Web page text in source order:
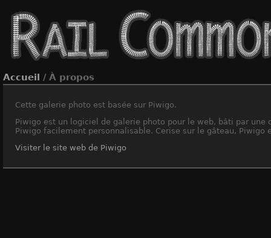
Accueil / À propos
Cette galerie photo est basée sur Piwigo.
Piwigo est un logiciel de galerie photo pour le web, bâti par
Piwigo facilement personnalisable. Cerise sur le gâteau, Piwigo
Visiter le site web de Piwigo